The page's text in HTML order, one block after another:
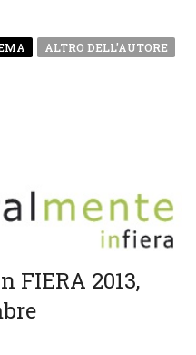
ALTRO DELL'AUTORE
FIERA 2013,